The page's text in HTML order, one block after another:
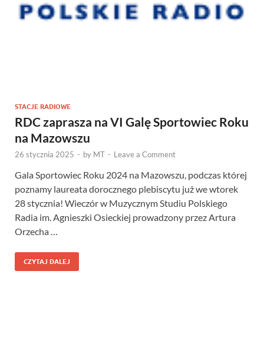
STACJE RADIOWE
RDC zaprasza na VI Galę Sportowiec Roku
na Mazowszu
26 stycznia 2025 - by MT - Leave a Comment
Gala Sportowiec Roku 2024 na Mazowszu, podczas której
poznamy laureata dorocznego plebiscytu już we wtorek
28 stycznia! Wieczór w Muzycznym Studiu Polskiego
Radia im. Agnieszki Osieckiej prowadzony przez Artura
Orzecha …
CZYTAJ DALEJ